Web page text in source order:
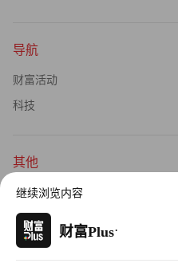
导航
财富活动
科技
其他
杂志订阅
隐私政策
继续浏览内容
财富Plus·